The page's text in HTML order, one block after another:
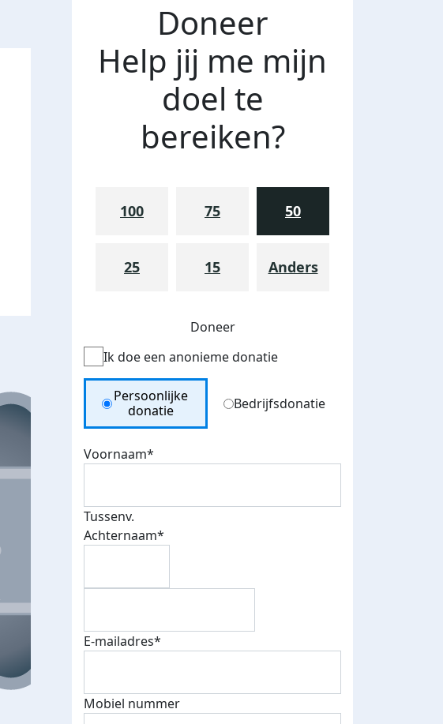
E-mails verstuurd
€500 euro opgehaald: t-shirt
Doneer
Help jij me mijn
doel te
bereiken?
100 75 50
25 15 Anders
Doneer
Ik doe een anonieme donatie
Donation Type
Persoonlijke
donatie
Bedrijfsdonatie
Voornaam*
Tussenv.
Achternaam*
E-mailadres*
Mobiel nummer